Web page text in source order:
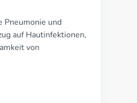
Pneumonie und
auf Hautinfektionen,
von